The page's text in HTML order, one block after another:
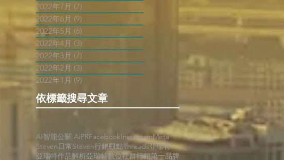
2022年7月 (7)
2022年6月 (9)
2022年5月 (6)
2022年4月 (3)
2022年3月 (7)
2022年2月 (3)
2022年1月 (9)
依標籤搜尋文章
AI智能公關 AiPRFacebookInstagramMeta
Steven日常Steven行銷觀點Threads亞瑞特
亞瑞特作品解析亞瑞特數位社群行銷第一品牌